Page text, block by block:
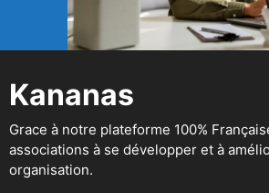
Kananas
Grace à notre plateforme 100%
associations à se développer et à
organisation.